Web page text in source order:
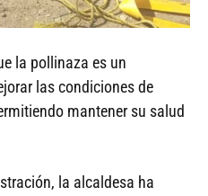
la pollinaza es un
las condiciones de
mantener su salud
la alcaldesa ha